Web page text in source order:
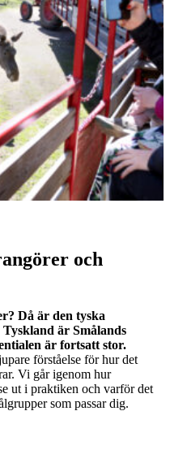
och
Då är den tyska
är Smålands
är fortsatt stor.
förståelse för hur det
Vi går igenom hur
ut i praktiken och varför det
som passar dig.